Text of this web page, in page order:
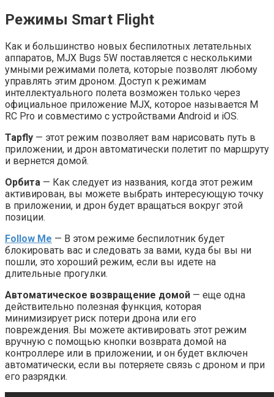
Режимы Smart Flight
Как и большинство новых беспилотных летательных
аппаратов, MJX Bugs 5W поставляется с несколькими
умными режимами полета, которые позволят любому
управлять этим дроном. Доступ к режимам
интеллектуального полета возможен только через
официальное приложение MJX, которое называется M
RC Pro и совместимо с устройствами Android и iOS.
Tapfly — этот режим позволяет вам нарисовать путь в
приложении, и дрон автоматически полетит по маршруту
и ​​вернется домой.
Орбита — Как следует из названия, когда этот режим
активирован, вы можете выбрать интересующую точку
в приложении, и дрон будет вращаться вокруг этой
позиции.
Follow Me — В этом режиме беспилотник будет
блокировать вас и следовать за вами, куда бы вы ни
пошли, это хороший режим, если вы идете на
длительные прогулки.
Автоматическое возвращение домой — еще одна
действительно полезная функция, которая
минимизирует риск потери дрона или его
повреждения. Вы можете активировать этот режим
вручную с помощью кнопки возврата домой на
контроллере или в приложении, и он будет включен
автоматически, если вы потеряете связь с дроном и при
его разрядки.